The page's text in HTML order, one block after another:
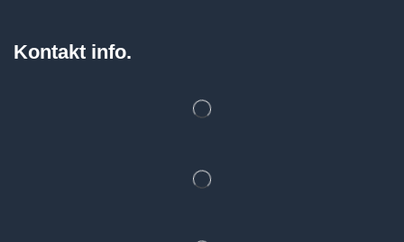
Kontakt info.